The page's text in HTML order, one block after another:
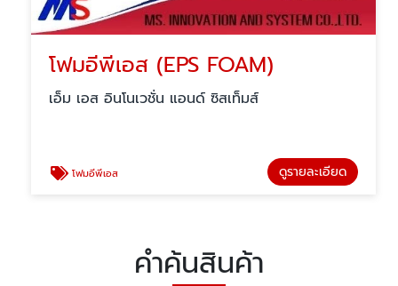
โฟมอีพีเอส (EPS FOAM)
เอ็ม เอส อินโนเวชั่น แอนด์ ซิสเท็มส์
โฟมอีพีเอส ดูรายละเอียด
คำค้นสินค้า